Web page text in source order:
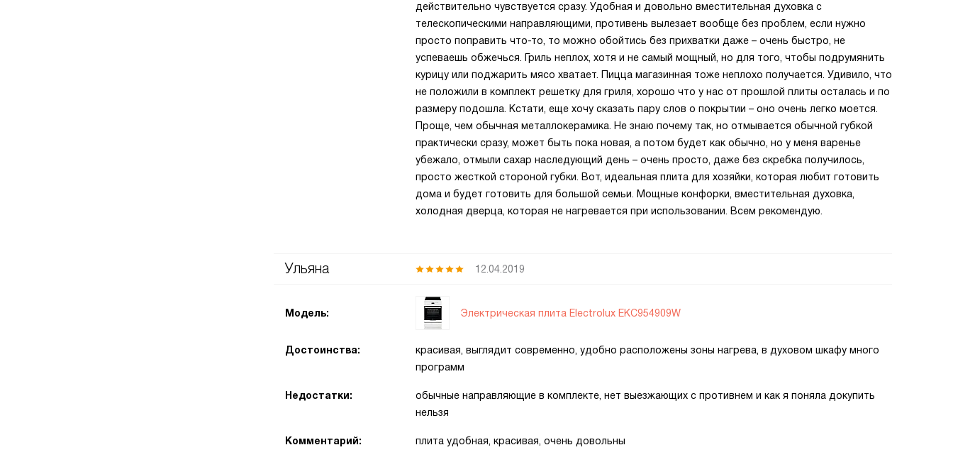
действительно чувствуется сразу. Удобная и довольно вместительная духовка с
телескопическими направляющими, противень вылезает вообще без проблем, если нужно
просто поправить что-то, то можно обойтись без прихватки даже – очень быстро, не
успеваешь обжечься. Гриль неплох, хотя и не самый мощный, но для того, чтобы подрумянить
курицу или поджарить мясо хватает. Пицца магазинная тоже неплохо получается. Удивило, что
не положили в комплект решетку для гриля, хорошо что у нас от прошлой плиты осталась и по
размеру подошла. Кстати, еще хочу сказать пару слов о покрытии – оно очень легко моется.
Проще, чем обычная металлокерамика. Не знаю почему так, но отмывается обычной губкой
практически сразу, может быть пока новая, а потом будет как обычно, но у меня варенье
убежало, отмыли сахар наследующий день – очень просто, даже без скребка получилось,
просто жесткой стороной губки. Вот, идеальная плита для хозяйки, которая любит готовить
дома и будет готовить для большой семьи. Мощные конфорки, вместительная духовка,
холодная дверца, которая не нагревается при использовании. Всем рекомендую.
Ульяна 12.04.2019
Модель: Электрическая плита Electrolux EKC954909W
Достоинства:
красивая, выглядит современно, удобно расположены зоны нагрева, в духовом шкафу много
программ
Недостатки:
обычные направляющие в комплекте, нет выезжающих с противнем и как я поняла докупить
нельзя
Комментарий: плита удобная, красивая, очень довольны